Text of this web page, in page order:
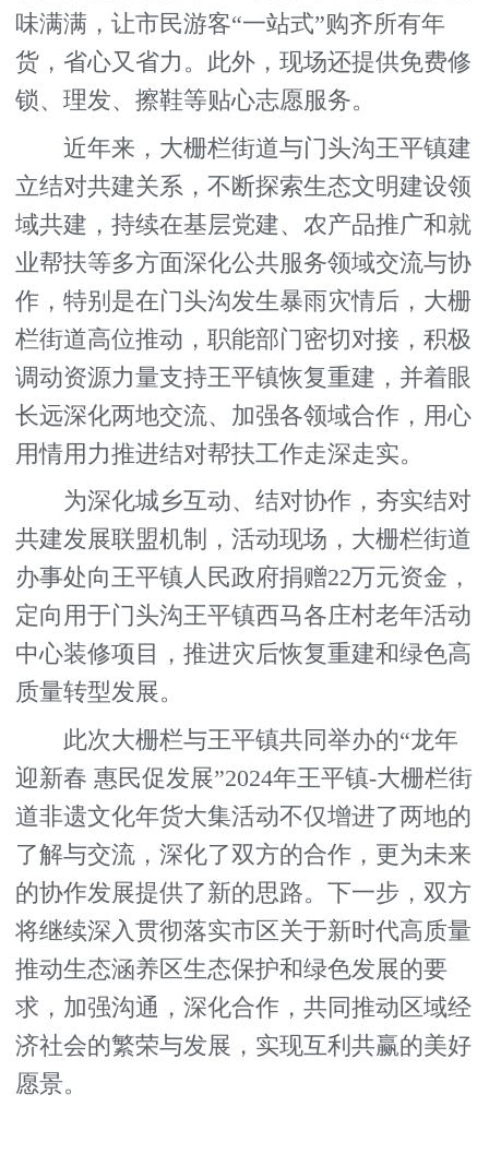
味满满，让市民游客“一站式”购齐所有年
货，省心又省力。此外，现场还提供免费修
锁、理发、擦鞋等贴心志愿服务。
近年来，大栅栏街道与门头沟王平镇建
立结对共建关系，不断探索生态文明建设领
域共建，持续在基层党建、农产品推广和就
业帮扶等多方面深化公共服务领域交流与协
作，特别是在门头沟发生暴雨灾情后，大栅
栏街道高位推动，职能部门密切对接，积极
调动资源力量支持王平镇恢复重建，并着眼
长远深化两地交流、加强各领域合作，用心
用情用力推进结对帮扶工作走深走实。
为深化城乡互动、结对协作，夯实结对
共建发展联盟机制，活动现场，大栅栏街道
办事处向王平镇人民政府捐赠22万元资金，
定向用于门头沟王平镇西马各庄村老年活动
中心装修项目，推进灾后恢复重建和绿色高
质量转型发展。
此次大栅栏与王平镇共同举办的“龙年
迎新春 惠民促发展”2024年王平镇-大栅栏街
道非遗文化年货大集活动不仅增进了两地的
了解与交流，深化了双方的合作，更为未来
的协作发展提供了新的思路。下一步，双方
将继续深入贯彻落实市区关于新时代高质量
推动生态涵养区生态保护和绿色发展的要
求，加强沟通，深化合作，共同推动区域经
济社会的繁荣与发展，实现互利共赢的美好
愿景。